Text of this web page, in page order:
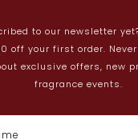
Vetiver Rain
In Love
Sticky
Actueel
to our newsletter
off your first order.
exclusive offers, new
fragrance events.